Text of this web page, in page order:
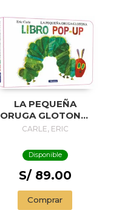
LA PEQUEÑA
ORUGA GLOTONA.
EL LIBRO POP-UP
CARLE)
CARLE, ERIC
Disponible
S/ 89.00
Comprar